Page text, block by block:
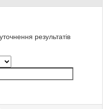
результатів